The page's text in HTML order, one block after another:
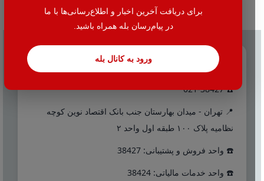
برای دریافت آخرین اخبار و اطلاع‌رسانی‌ها با ما
در پیام‌رسان بله همراه باشید.
ورود به کانال بله تماس با ما
☎️ 021-38427
📍 تهران - میدان بهارستان جنب بانک اقتصاد نوین کوچه
نظامیه پلاک ۱۰۰ طبقه اول واحد ۲
☎️ واحد فروش و پشتیبانی: 38427
☎️ واحد خدمات مالیاتی: 38424